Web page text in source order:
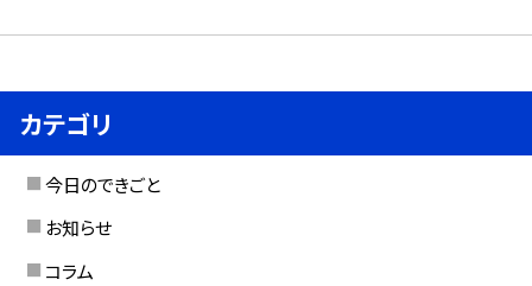
カテゴリ
今日のできごと
お知らせ
コラム